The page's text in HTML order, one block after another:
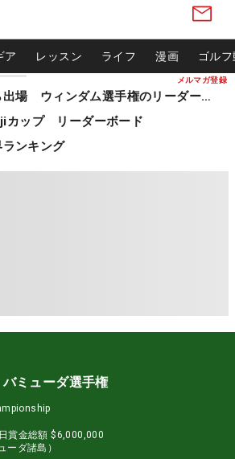
メルマガ登録
ア レッスン ライフ 漫画 ゴル
松山英樹ら出場 ウィンダム選手権のリーダーボード
カップ リーダーボード
ンキング
ミューダ選手権
賞金総額 $6,000,000
ーダ諸島）